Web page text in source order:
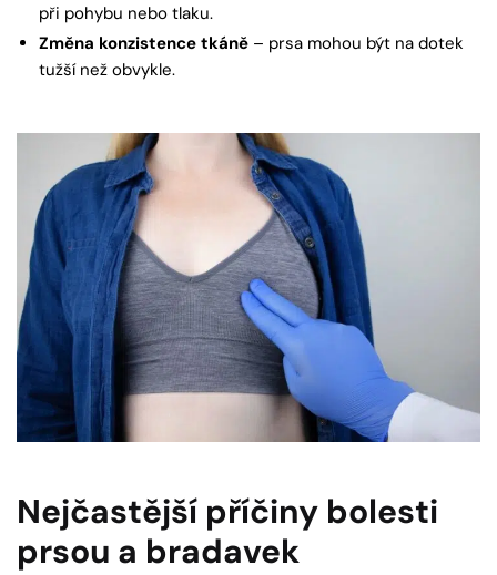
při pohybu nebo tlaku.
Změna konzistence tkáně – prsa mohou být na dotek
tužší než obvykle.
Nejčastější příčiny bolesti
prsou a bradavek